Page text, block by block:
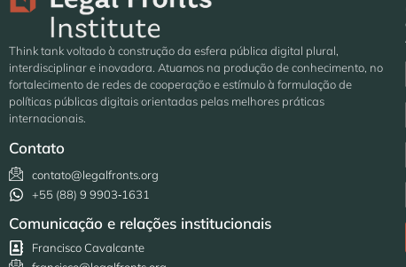
Think tank voltado à construção da esfera pública digital plural,
interdisciplinar e inovadora. Atuamos na produção de conhecimento, no
fortalecimento de redes de cooperação e estímulo à formulação de
políticas públicas digitais orientadas pelas melhores práticas
internacionais.
Contato
contato@legalfronts.org
+55 (88) 9 9903‑1631
Comunicação e relações institucionais
Francisco Cavalcante